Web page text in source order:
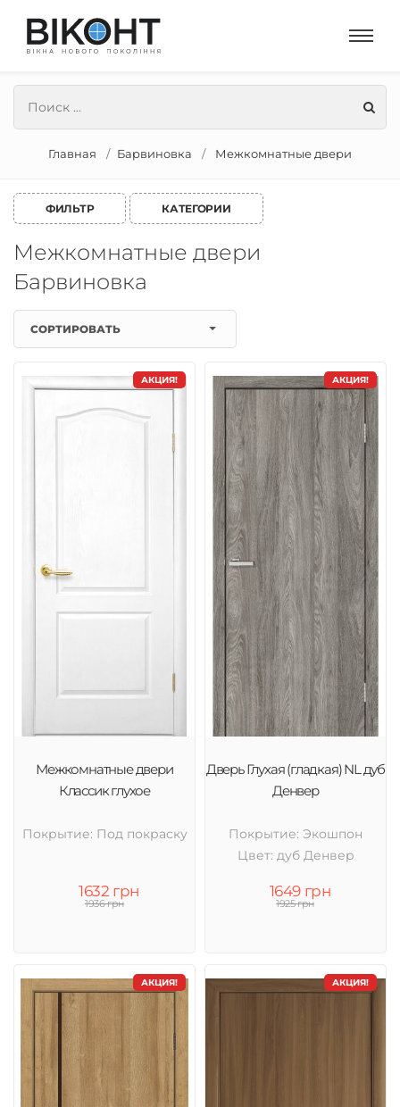
Главная Барвиновка Межкомнатные двери
ФИЛЬТР КАТЕГОРИИ
Межкомнатные двери
Барвиновка
СОРТИРОВАТЬ
АКЦИЯ!
Межкомнатные двери
Классик глухое
Покрытие: Под покраску
1632 грн
1936 грн
АКЦИЯ!
Дверь Глухая (гладкая) NL дуб
Денвер
Покрытие: Экошпон
Цвет: дуб Денвер
1649 грн
1925 грн
АКЦИЯ! АКЦИЯ!